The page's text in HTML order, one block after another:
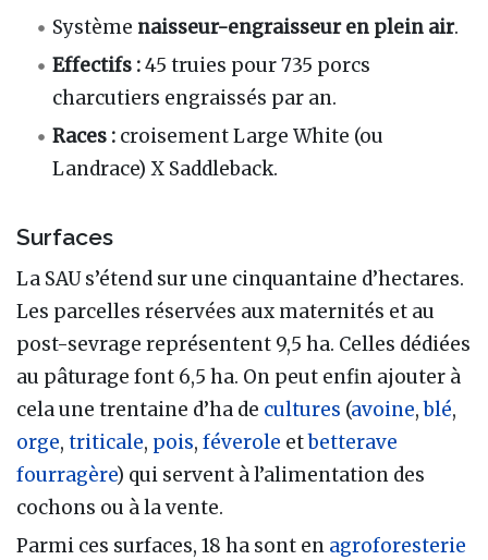
Système naisseur-engraisseur en plein air.
Effectifs :45 truies pour 735 porcs
charcutiers engraissés par an.
Races : croisement Large White (ou
Landrace) X Saddleback.
Surfaces
La SAU s’étend sur une cinquantaine d’hectares.
Les parcelles réservées aux maternités et au
post-sevrage représentent 9,5 ha. Celles dédiées
au pâturage font 6,5 ha. On peut enfin ajouter à
cela une trentaine d’ha de cultures (avoine,blé,
orge, triticale, pois, féverole etbetterave
fourragère) qui servent à l’alimentation des
cochons ou à la vente.
Parmi ces surfaces, 18 ha sont en agroforesterie